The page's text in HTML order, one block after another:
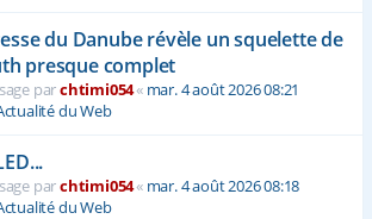
du Danube révèle un squelette de
presque complet
parchtimi054« mar. 4 août 2026 08:21
du Web
parchtimi054« mar. 4 août 2026 08:18
du Web